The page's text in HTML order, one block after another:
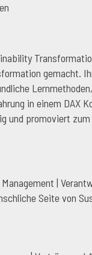
gemacht.
in einem DAX
promoviert
|
Seite von